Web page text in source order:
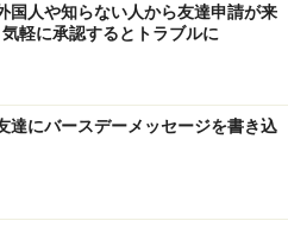
国人や知らない人から友達申請が来
軽に承認するとトラブルに
達にバースデーメッセージを書き込